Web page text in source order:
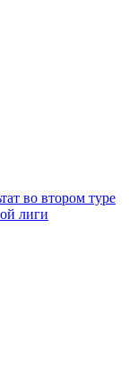
во втором туре
лиги